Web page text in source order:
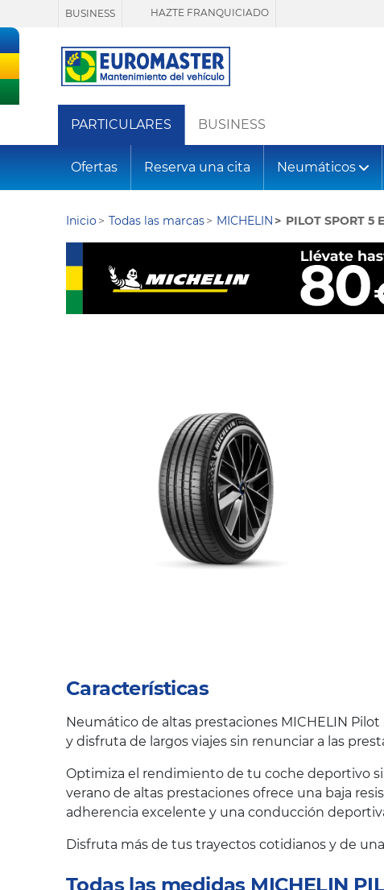
BUSINESS HAZTE FRANQUICIADO
PARTICULARES BUSINESS
Ofertas Reserva una cita Neumáticos
Inicio Todas las marcas MICHELIN PILOT SPORT 5
Características
Neumático de altas prestaciones MICHELIN
y disfruta de largos viajes sin renunciar a las
Optimiza el rendimiento de tu coche deportivo
verano de altas prestaciones ofrece una baja
adherencia excelente y una conducción
Disfruta más de tus trayectos cotidianos y de
Todas las medidas MICHELIN